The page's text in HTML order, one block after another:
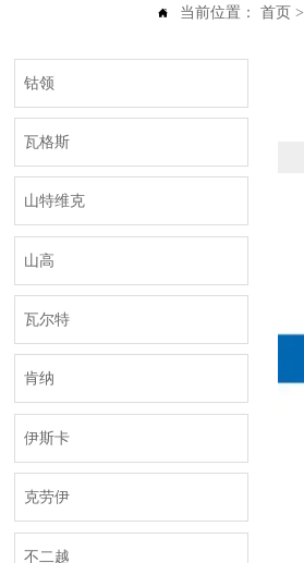
 当前位置：首页 >
钴领
瓦格斯
山特维克
山高
瓦尔特
肯纳
伊斯卡
克劳伊
不二越